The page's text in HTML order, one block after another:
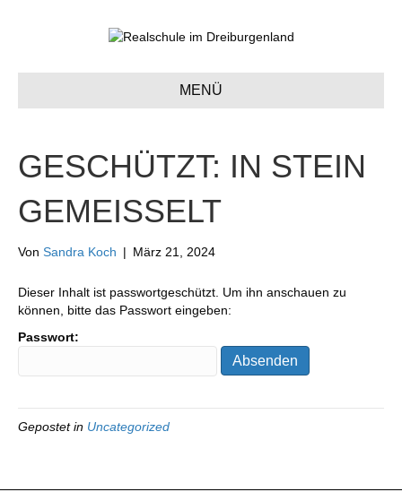
MENÜ
GESCHÜTZT: IN STEIN
GEMEISSELT
Von Sandra Koch | März 21, 2024
Dieser Inhalt ist passwortgeschützt. Um ihn anschauen zu
können, bitte das Passwort eingeben:
Passwort:
Gepostet in Uncategorized